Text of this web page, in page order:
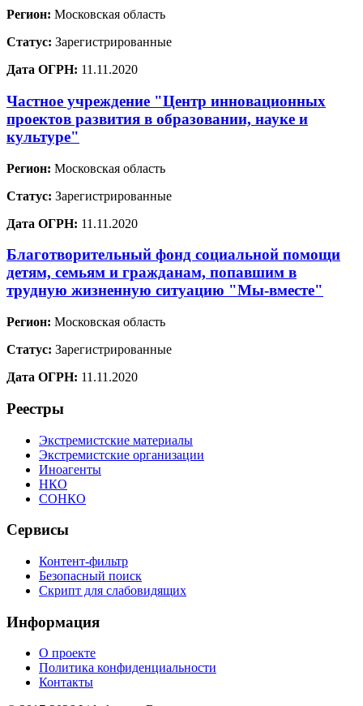
Регион: Московская область
Статус: Зарегистрированные
Дата ОГРН: 11.11.2020
Частное учреждение "Центр инновационных
проектов развития в образовании, науке и
культуре"
Регион: Московская область
Статус: Зарегистрированные
Дата ОГРН: 11.11.2020
Благотворительный фонд социальной помощи
детям, семьям и гражданам, попавшим в
трудную жизненную ситуацию "Мы-вместе"
Регион: Московская область
Статус: Зарегистрированные
Дата ОГРН: 11.11.2020
Реестры
Экстремистские материалы
Экстремистские организации
Иноагенты
НКО
СОНКО
Сервисы
Контент-фильтр
Безопасный поиск
Скрипт для слабовидящих
Информация
О проекте
Политика конфиденциальности
Контакты